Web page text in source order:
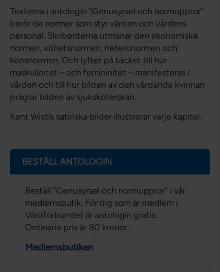
Texterna i antologin "Genusyrsel och normuppror"
berör de normer som styr vården och vårdens
personal. Skribenterna utmanar den ekonomiska
normen, vithetsnormen, heteronormen och
könsnormen. Och lyfter på täcket till hur
maskulinitet – och femininitet – manifesteras i
vården och till hur bilden av den vårdande kvinnan
präglar bilden av sjuksköterskan.
Kent Wistis satiriska bilder illustrerar varje kapitel.
BESTÄLL ANTOLOGIN
Beställ "Genusyrsel och normuppror" i vår
medlemsbutik. För dig som är medlem i
Vårdförbundet är antologin gratis.
Ordinarie pris är 80 kronor.
Medlemsbutiken